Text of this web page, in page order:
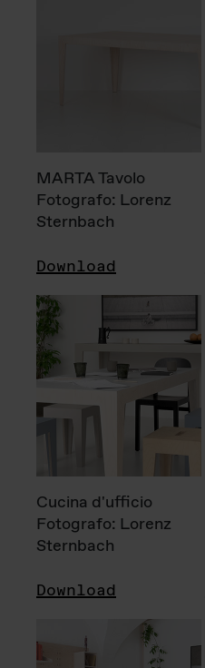
MARTA Tavolo
Fotografo: Lorenz
Sternbach
Download
Cucina d'ufficio
Fotografo: Lorenz
Sternbach
Download